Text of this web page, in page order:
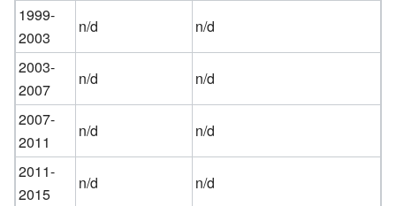
1999-
2003
n/d
n/d
2003-
2007
n/d
n/d
2007-
2011
n/d
n/d
2011-
2015
n/d
n/d